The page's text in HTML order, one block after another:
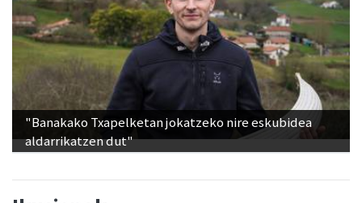
"Banakako Txapelketan jokatzeko nire eskubidea
aldarrikatzen dut"